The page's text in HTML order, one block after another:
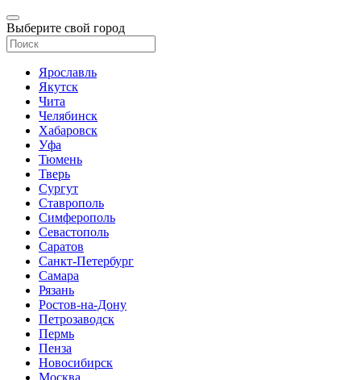
Выберите свой город
Ярославль
Якутск
Чита
Челябинск
Хабаровск
Уфа
Тюмень
Тверь
Сургут
Ставрополь
Симферополь
Севастополь
Саратов
Санкт-Петербург
Самара
Рязань
Ростов-на-Дону
Петрозаводск
Пермь
Пенза
Новосибирск
Москва